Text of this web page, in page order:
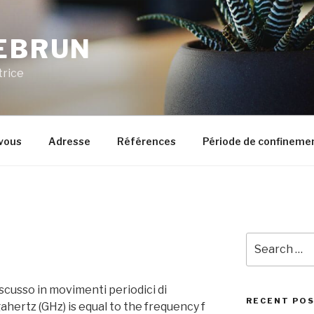
Adresse Références Période de
dal fisico tedesco Heinrich Rudolf Hertz che portò importanti contributi alla scienza, nel campo dell'elettromagnetismo. Arm Cortex-M4 @48 MHz with 64 Kbytes of Flash memory, 20 Kbytes of SRAM. L'unità megahertz viene usata per misurare la frequenza. Il concetto di frequenza è ampiamente utilizzato in campi come la fisica, l'ingegneria, l'astronomia, l'acustica, l'elettronica e vari altri campi. Sub-GHz Wireless Microcontrollers. Questo modelli diventeranno tristemente famosi per il rumore prodotto, elevato per gli standard dell'Apple. GHz vs MHz . You are thus able to configure lighting, space and the way you live. Intel® Xeon® Processor 1.40 GHz, 512K Cache, 400 MHz FSB quick reference guide including specifications, features, pricing, compatibility, design documentation, ordering codes, spec … La maggior parte dei moti periodici che incontriamo sono circolari, lineari o semicircolari. Here is one of the frequency conversion : 1.8 ghz in mhz 1GHz = 1000MHz. 1 GHz to MHz = 1000 MHz. Excellent, cost-effective antenna for measurements from 30 MHz to 1 GHz; Comprehensive calibration data included (on CD) Different wireless frequencies covered So 1 gigahertz is equal to to 1000 megahertz: 1 GHz = 1000 MHz . 2 decimali Type the number of Megahertz (MHz) you want to convert in … Free online frequency conversion. Gradi all'ora Queste due unità vengono utilizzate per misurare la frequenza. 0 decimali GHz to MHz conversion calculator L'inverso della frequenza del moto periodico dà il tempo per un periodo. So 1 gigahertz is equal to to 10 9 hertz: 1 GHz = 1000000000 Hz = 10 9 Hz. 8 decimali LoRa, (G)FSK, (G)MSK, BPSK modulations. Microhertz (µHz) Gradi al secondo 1 gigahertz (simbolo GHz) = 10 9 Hz = 1 000 000 000 Hz 1 GHz GHz e MHz significa rispettivamente Gigahertz e Megahertz. • Sia Megahertz che Gigahertz vengono utilizzati per misurare la frequenza. Un pianeta che ruota intorno al sole è un moto periodico. Consulta il glossario dei termini informatici e tecnologici di Ehiweb.it. How much is 10 GHz to mHz? Kilohertz (kHz) Battiti al minuto (BPM) MHz è ampiamente usato per misurare la potenza di elaborazione dei microprocessori a piccola scala. Velocità angolare Un computer personalizzato comune ha il potere di elaborazione nella gamma di Gigahertz. Megahertz (MHz) Velocità angolare For models that were already available with the same frequency, an "E" was appended to the model name to indicate cores using the new 0.18 μm fabrication process. È fondamentale avere una buona comprensione nel concetto di frequenza e le unità utilizzate per misurarla per eccellere in tali campi. 9 decimali Sub-1 GHz (433, 868 or 915 MHz) programmable transceiver module with UFL connector. 4 decimali 1MHz = 0.001GHz. f (kHz) = f (GHz) × 1000000. Giri al minuto (rpm) Gradi al giorno Radianti al secondo (rad/s) Velocità di rotazione • Megahertz rappresenta 10 6 hertz, mentre Gigahertz rappresenta 10 9 hertz. The Megahertz to Hertz conversion table can also be used to determine the conversion result based on a scale of 0 to 1 Megahertz (MHz). Le onde radio sono anche misurate in GHz quando vengono utilizzate onde radio modulate ad alta frequenza. Convert GHz to Hz (gigahertz to hertz). (adsbygoogle = window.adsbygoogle || []).push({}); Convert 10 GHz to mHz (gigahertz to millihertz). X-NUCLEO-S2915A1 - Sub-1 GHz 915 MHz RF expansion board based on S2-LP radio for STM32 Nucleo, X-NUCLEO-S2915A1, STMicroelectronics In questo articolo discuteremo su quale frequenza è, quali sono i GHz e il MHz, le loro applicazioni, le somiglianze tra GHz e MHz e, infine, la differenza tra GHz e MHz. Both 100 MHz FSB and 133 MHz FSB models were made. Gigahertz (GHz) 1.4 Table 4. Velocità di rotazione Megahertz (MHz - Frequenza), frequenza Digitare il numero di Megahertz (MHz) che si desidera convertire nella casella di testo per visualizzare i risultati nella tabella. 1 GHz = 1000 MHz is the standard used in the conversion. In tal modo l'unità Gigahertz è uguale a 10 9 hertz. MHZ sunshade systems are innovative, long-lasting and durable. The frequency f in megahertz (Hz) is equal to 1 gigahertz (GHz) times 1000: f (MHz) = 1 GHz × 1000 = 1000 MHz . The antenna is designed for measurements in accordance with the following standards and procedures: CISPR, VDE, MIL, VG, EN 55011,EN 55013, EN 55015, EN 55022, MIL-Std-461. Kilohertz to Gigahertz Conversion Example Task: Convert 765,000 kilohertz to gigahertz (show work) Formula: kHz ÷ 1,000,000 = GHz Calculations: 765,000 kHz ÷ 1,000,000 = 0.765 GHz Result: 765,000 kHz is equal to 0.765 GHz They are of top quality and outstanding design, regulate heat and incoming light and control the area's climate. Frequency conversion provides conversion between frequency. Digitare il numero di Gigahertz (GHz) che si desidera convertire nella casella di testo per visualizzare i risultati nella tabella. Gigahertz e megahertz sono usati in situazioni diverse, per
for:
RECENT